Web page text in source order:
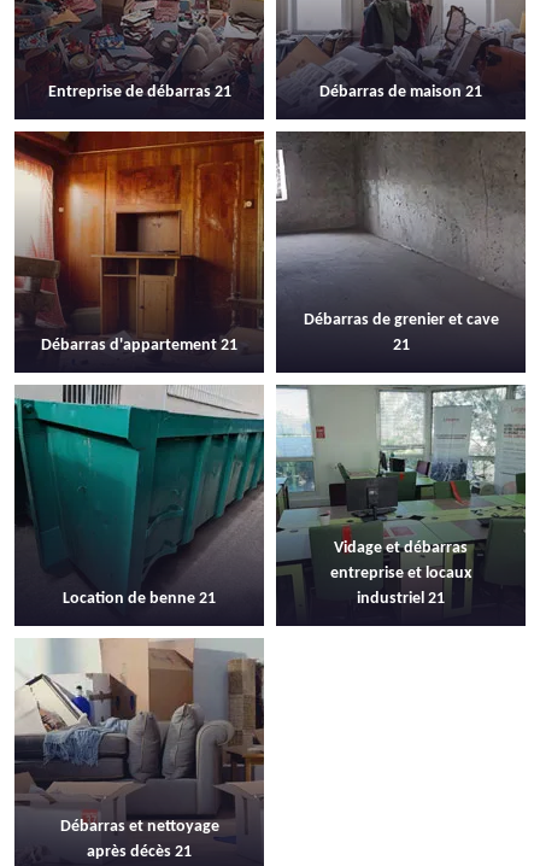
Entreprise de débarras 21 Débarras de maison 21
Débarras d'appartement 21
Débarras de grenier et cave
21
Location de benne 21
Vidage et débarras
entreprise et locaux
industriel 21
Débarras et nettoyage
après décès 21